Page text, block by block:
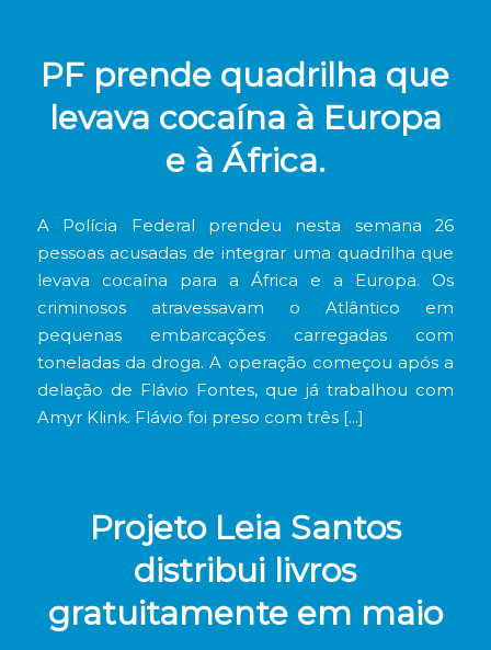
PF prende quadrilha que
levava cocaína à Europa
e à África.
A Polícia Federal prendeu nesta semana 26
pessoas acusadas de integrar uma quadrilha que
levava cocaína para a África e a Europa. Os
criminosos atravessavam o Atlântico em
pequenas embarcações carregadas com
toneladas da droga. A operação começou após a
delação de Flávio Fontes, que já trabalhou com
Amyr Klink. Flávio foi preso com três […]
Projeto Leia Santos
distribui livros
gratuitamente em maio